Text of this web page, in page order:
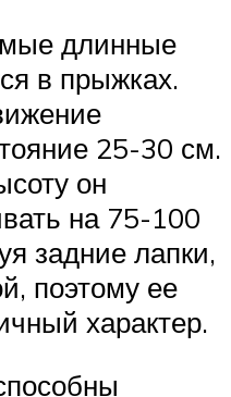
длинные
в прыжках.
25-30 см.
он
на 75-100
задние лапки,
поэтому ее
характер.